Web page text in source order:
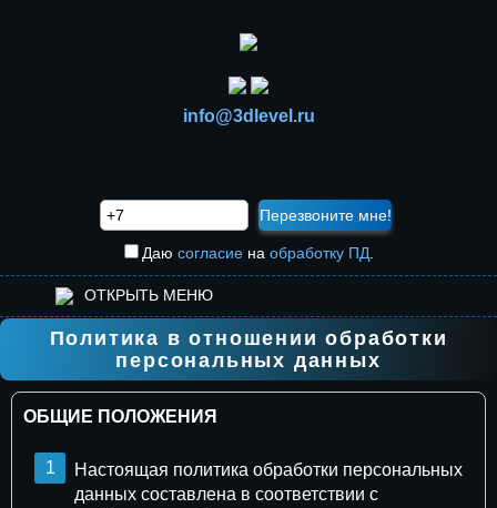
info@3dlevel.ru
Даю согласиена обработку ПД.
ОТКРЫТЬ МЕНЮ
Главная
О студии
Политика в отношении обработки
персональных данных
ОБЩИЕ ПОЛОЖЕНИЯ
Настоящая политика обработки персональных
данных составлена в соответствии с